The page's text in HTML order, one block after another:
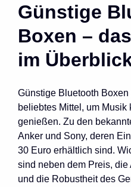
Günstige
Boxen –
im
Günstige Bluetooth
beliebtes Mittel, um
genießen. Zu den
Anker und Sony, deren
30 Euro erhältlich sind.
sind neben dem Preis,
und die Robustheit des